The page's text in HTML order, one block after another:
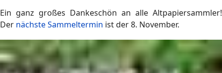
Ein ganz großes Dankeschön an alle Altpapiersammler!
Der nächste Sammeltermin ist der 8. November.